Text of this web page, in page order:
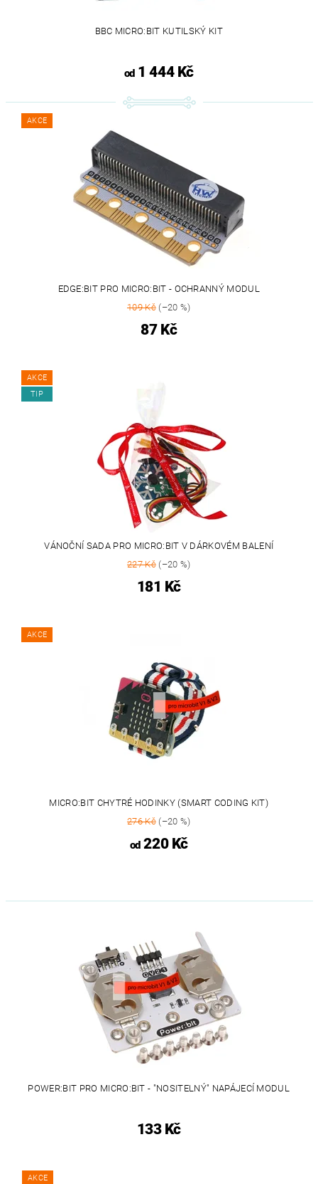
BBC MICRO:BIT KUTILSKÝ KIT
od1 444 Kč
AKCE
EDGE:BIT PRO MICRO:BIT - OCHRANNÝ MODUL
109 Kč(–20 %)
87 Kč
AKCE
TIP
VÁNOČNÍ SADA PRO MICRO:BIT V DÁRKOVÉM BALENÍ
227 Kč(–20 %)
181 Kč
AKCE
MICRO:BIT CHYTRÉ HODINKY (SMART CODING KIT)
276 Kč(–20 %)
od220 Kč
POWER:BIT PRO MICRO:BIT - "NOSITELNÝ" NAPÁJECÍ MODUL
133 Kč
AKCE